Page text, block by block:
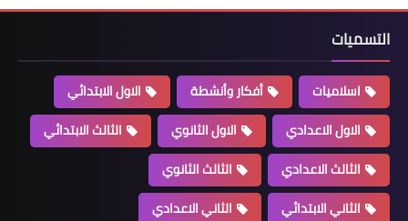
التسميات
اسلاميات أفكار وأنشطة
الاول الابتدائي
الاول الاعدادي
الاول الثانوي
الثالث الابتدائي
الثالث الاعدادي
الثالث الثانوي
الثاني الابتدائي
الثاني الاعدادي